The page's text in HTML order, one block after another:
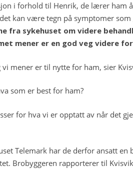
i forhold til Henrik, de lærer ham
kan være tegn på symptomer
fra sykehuset om videre
mener er en god veg videre
mener er til nytte for ham, sier
som er best for ham?
for hva vi er opptatt av når det
Telemark har de derfor ansatt en
Brobyggeren rapporterer til